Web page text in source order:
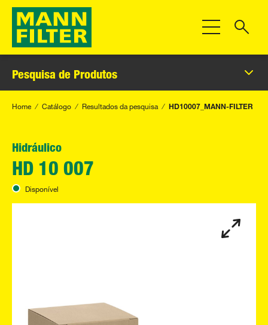
Alternar
Pesquisa de Produtos
Home Catálogo Resultados da pesquisa HD10007_MANN-FILTER
Hidráulico
HD 10 007
Disponível